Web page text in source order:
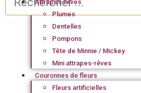
Attrapes-rêves
Plumes
Dentelles
Pompons
Tête de Minnie / Mickey
Mini attrapes-rêves
Couronnes de fleurs
Fleurs artificielles